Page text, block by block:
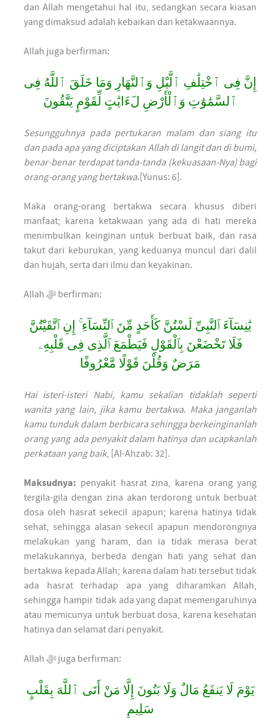
dan Allah mengetahui hal itu, sedangkan secara kiasan
yang dimaksud adalah kebaikan dan ketakwaannya.
Allah juga berfirman:
إِنَّ فِى ٱخْتِلَٰفِ ٱلَّيْلِ وَٱلنَّهَارِ وَمَا خَلَقَ ٱللَّهُ فِى
ٱلسَّمَٰوَٰتِ وَٱلْأَرْضِ لَءَايَٰتٍ لِّقَوْمٍ يَتَّقُونَ
Sesungguhnya pada pertukaran malam dan siang itu
dan pada apa yang diciptakan Allah di langit dan di bumi,
benar-benar terdapat tanda-tanda (kekuasaan-Nya) bagi
orang-orang yang bertakwa.[Yunus: 6].
Maka orang-orang bertakwa secara khusus diberi
manfaat; karena ketakwaan yang ada di hati mereka
menimbulkan keinginan untuk berbuat baik, dan rasa
takut dari keburukan, yang keduanya muncul dari dalil
dan hujah, serta dari ilmu dan keyakinan.
Allah ﷻ berfirman:
يَٰنِسَآءَ ٱلنَّبِىِّ لَسْتُنَّ كَأَحَدٍ مِّنَ ٱلنِّسَآءِ ۚ إِنِ ٱتَّقَيْتُنَّ
فَلَا تَخْضَعْنَ بِٱلْقَوْلِ فَيَطْمَعَ ٱلَّذِى فِى قَلْبِهِۦ
مَرَضٌ وَقُلْنَ قَوْلًا مَّعْرُوفًا
Hai isteri-isteri Nabi, kamu sekalian tidaklah seperti
wanita yang lain, jika kamu bertakwa. Maka janganlah
kamu tunduk dalam berbicara sehingga berkeinginanlah
orang yang ada penyakit dalam hatinya dan ucapkanlah
perkataan yang baik, [Al-Ahzab: 32].
Maksudnya: penyakit hasrat zina, karena orang yang
tergila-gila dengan zina akan terdorong untuk berbuat
dosa oleh hasrat sekecil apapun; karena hatinya tidak
sehat, sehingga alasan sekecil apapun mendorongnya
melakukan yang haram, dan ia tidak merasa berat
melakukannya, berbeda dengan hati yang sehat dan
bertakwa kepada Allah; karena dalam hati tersebut tidak
ada hasrat terhadap apa yang diharamkan Allah,
sehingga hampir tidak ada yang dapat memengaruhinya
atau memicunya untuk berbuat dosa, karena kesehatan
hatinya dan selamat dari penyakit.
Allah ﷻ juga berfirman:
يَوْمَ لَا يَنفَعُ مَالٌ وَلَا بَنُونَ إِلَّا مَنْ أَتَى ٱللَّهَ بِقَلْبٍ
سَلِيمٍ